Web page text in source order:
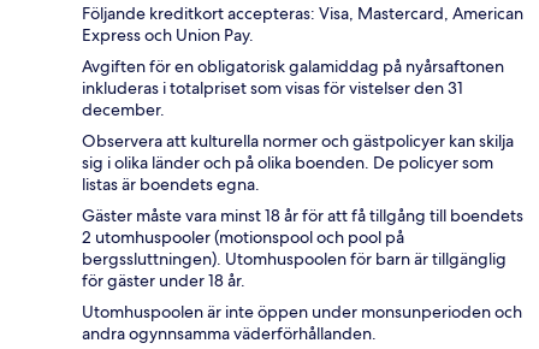
Följande kreditkort accepteras: Visa, Mastercard, American
Express och Union Pay.
Avgiften för en obligatorisk galamiddag på nyårsaftonen
inkluderas i totalpriset som visas för vistelser den 31
december.
Observera att kulturella normer och gästpolicyer kan skilja
sig i olika länder och på olika boenden. De policyer som
listas är boendets egna.
Gäster måste vara minst 18 år för att få tillgång till boendets
2 utomhuspooler (motionspool och pool på
bergssluttningen). Utomhuspoolen för barn är tillgänglig
för gäster under 18 år.
Utomhuspoolen är inte öppen under monsunperioden och
andra ogynnsamma väderförhållanden.